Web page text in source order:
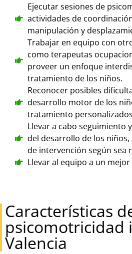
Ejecutar sesiones de
actividades de
manipulación y
Trabajar en equipo con
como terapeutas
proveer un enfoque
tratamiento de los niños.
Reconocer posibles
desarrollo motor de los
tratamiento
Llevar a cabo seguimiento
del desarrollo de los
de intervención según sea
Llevar al equipo a un
Características
psicomotricidad
Valencia